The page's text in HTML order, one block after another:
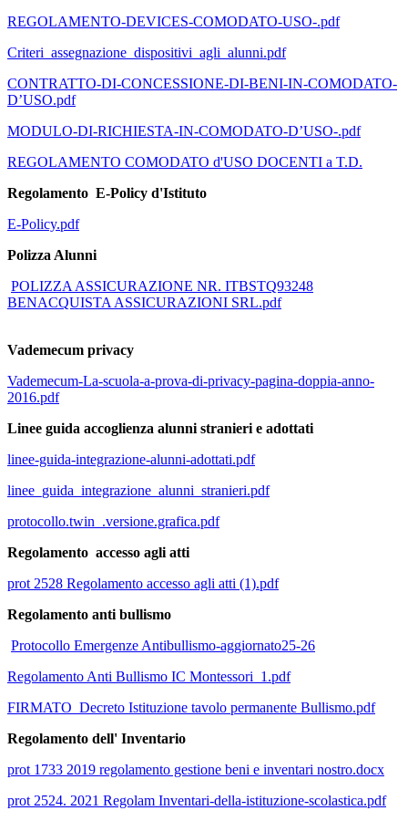
REGOLAMENTO-DEVICES-COMODATO-USO-.pdf
Criteri_assegnazione_dispositivi_agli_alunni.pdf
CONTRATTO-DI-CONCESSIONE-DI-BENI-IN-COMODATO-
D’USO.pdf
MODULO-DI-RICHIESTA-IN-COMODATO-D’USO-.pdf
REGOLAMENTO COMODATO d'USO DOCENTI a T.D.
Regolamento E-Policy d'Istituto
E-Policy.pdf
Polizza Alunni
POLIZZA ASSICURAZIONE NR. ITBSTQ93248
BENACQUISTA ASSICURAZIONI SRL.pdf
Vademecum privacy
Vademecum-La-scuola-a-prova-di-privacy-pagina-doppia-anno-
2016.pdf
Linee guida accoglienza alunni stranieri e adottati
linee-guida-integrazione-alunni-adottati.pdf
linee_guida_integrazione_alunni_stranieri.pdf
protocollo.twin_.versione.grafica.pdf
Regolamento accesso agli atti
prot 2528 Regolamento accesso agli atti (1).pdf
Regolamento anti bullismo
Protocollo Emergenze Antibullismo-aggiornato25-26
Regolamento Anti Bullismo IC Montessori_1.pdf
FIRMATO_Decreto Istituzione tavolo permanente Bullismo.pdf
Regolamento dell' Inventario
prot 1733 2019 regolamento gestione beni e inventari nostro.docx
prot 2524. 2021 Regolam Inventari-della-istituzione-scolastica.pdf